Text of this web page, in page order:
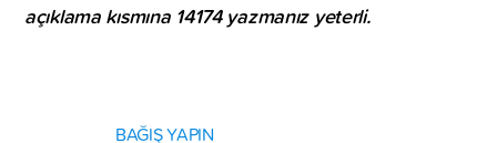
açıklama kısmına 14174yazmanız yeterli.
BAĞIŞ YAPIN